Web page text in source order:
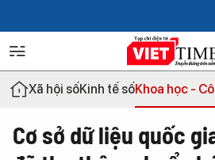
Xã hội sốKinh tế sốKhoa học -
Cơ sở dữ liệu quốc